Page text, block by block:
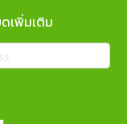
เพิ่มเติม